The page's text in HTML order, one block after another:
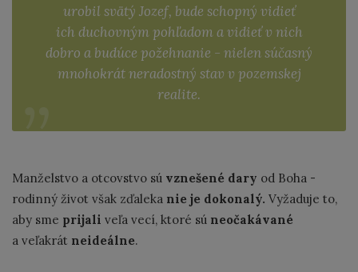
urobil svätý Jozef, bude schopný vidieť
ich duchovným pohľadom a vidieť v nich
dobro a budúce požehnanie - nielen súčasný
mnohokrát neradostný stav v pozemskej
realite.
Manželstvo a otcovstvo sú vznešené dary od Boha -
rodinný život však zďaleka nie je dokonalý. Vyžaduje to,
aby sme prijali veľa vecí, ktoré sú neočakávané
a veľakrát neideálne.